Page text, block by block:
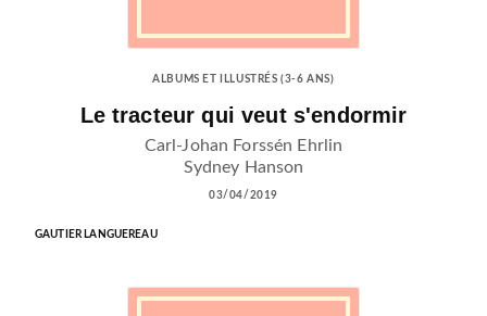
ALBUMS ET ILLUSTRÉS (3-6 ANS)
Le tracteur qui veut s'endormir
Carl-Johan Forssén Ehrlin
Sydney Hanson
03/04/2019
GAUTIER LANGUEREAU